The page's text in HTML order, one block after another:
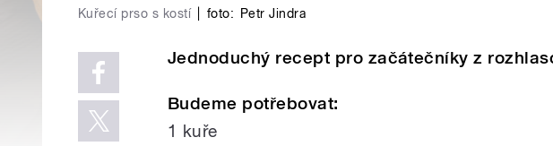
Kuřecí prso s kostí foto: Petr Jindra
Jednoduchý recept pro začátečníky z
Budeme potřebovat:
1 kuře